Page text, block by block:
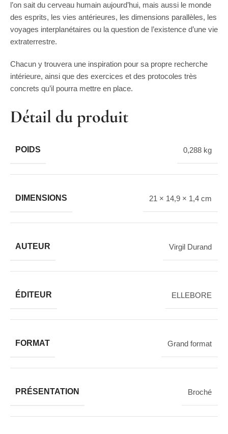
Détail du produit
POIDS 0,288 kg
DIMENSIONS 21 × 14,9 × 1,4 cm
AUTEUR Virgil Durand
ÉDITEUR ELLEBORE
FORMAT Grand format
PRÉSENTATION Broché
l’on sait du cerveau humain aujourd’hui, mais aussi le monde
des esprits, les vies antérieures, les dimensions parallèles, les
voyages interplanétaires ou la question de l’existence d’une vie
extraterrestre.
Chacun y trouvera une inspiration pour sa propre recherche
intérieure, ainsi que des exercices et des protocoles très
concrets qu’il pourra mettre en place.